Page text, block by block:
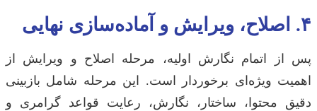
۴. اصلاح، ویرایش و آماده‌سازی نهایی
پس از اتمام نگارش اولیه، مرحله اصلاح و ویرایش از
اهمیت ویژه‌ای برخوردار است. این مرحله شامل بازبینی
دقیق محتوا، ساختار، نگارش، رعایت قواعد گرامری و